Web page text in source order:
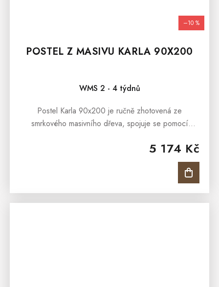
–10 %
POSTEL Z MASIVU KARLA 90X200
WMS 2 - 4 týdnů
5 174 Kč
Postel Karla 90x200 je ručně zhotovená ze
smrkového masivního dřeva, spojuje se pomocí
Postel Karla 90x200 je ošetřena lakem,...